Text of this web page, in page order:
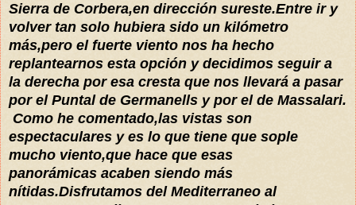
Sierra de Corbera,en dirección sureste.Entre ir y
volver tan solo hubiera sido un kilómetro
más,pero el fuerte viento nos ha hecho
replantearnos esta opción y decidimos seguir a
la derecha por esa cresta que nos llevará a pasar
por el Puntal de Germanells y por el de Massalari.
Como he comentado,las vistas son
espectaculares y es lo que tiene que sople
mucho viento,que hace que esas
panorámicas acaben siendo más
nítidas.Disfrutamos del Mediterraneo al